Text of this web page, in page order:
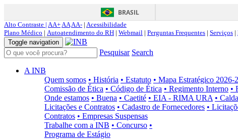
BRASIL
Alto Contraste | AA+AAAA- | Acessibilidade
Plano Médico | Autoatendimento do RH | Webmail | Perguntas Frequentes | Serviços |
Toggle navigation
Pesquisar Search
A INB
Quem somos • História • Estatuto • Mapa Estratégico 2026-
Comissão de Ética • Código de Ética • Regimento Interno •
Onde estamos • Buena • Caetité • EIA - RIMA URA •
Licitações e Contratos • Cadastro de Fornecedores •
Contratos • Empresas Suspensas
Trabalhe com a INB • Concurso •
Programa de Estágio